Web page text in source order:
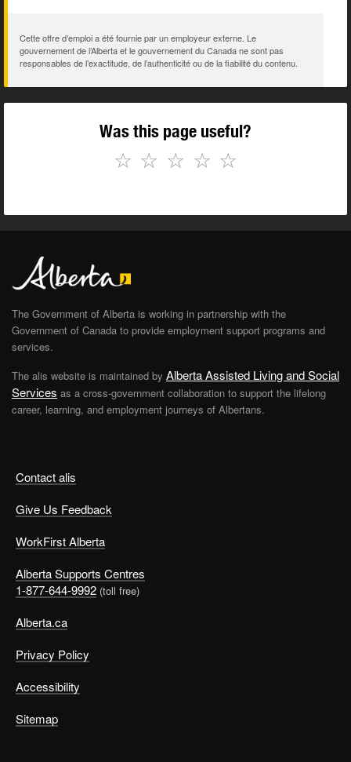
Cette offre d’emploi a été fournie par un employeur externe. Le
gouvernement de l’Alberta et le gouvernement du Canada ne sont pas
responsables de l’exactitude, de l’authenticité ou de la fiabilité du contenu.
Was this page useful?
☆
☆
☆
☆
☆
Contact alis
Give Us Feedback
WorkFirst Alberta
Alberta Supports Centres
1-877-644-9992 (toll free)
Alberta.ca
Privacy Policy
Accessibility
Sitemap
The Government of Alberta is working in partnership with the
Government of Canada to provide employment support programs and
services.
The alis website is maintained by Alberta Assisted Living and Social
Services as a cross-government collaboration to support the lifelong
career, learning, and employment journeys of Albertans.